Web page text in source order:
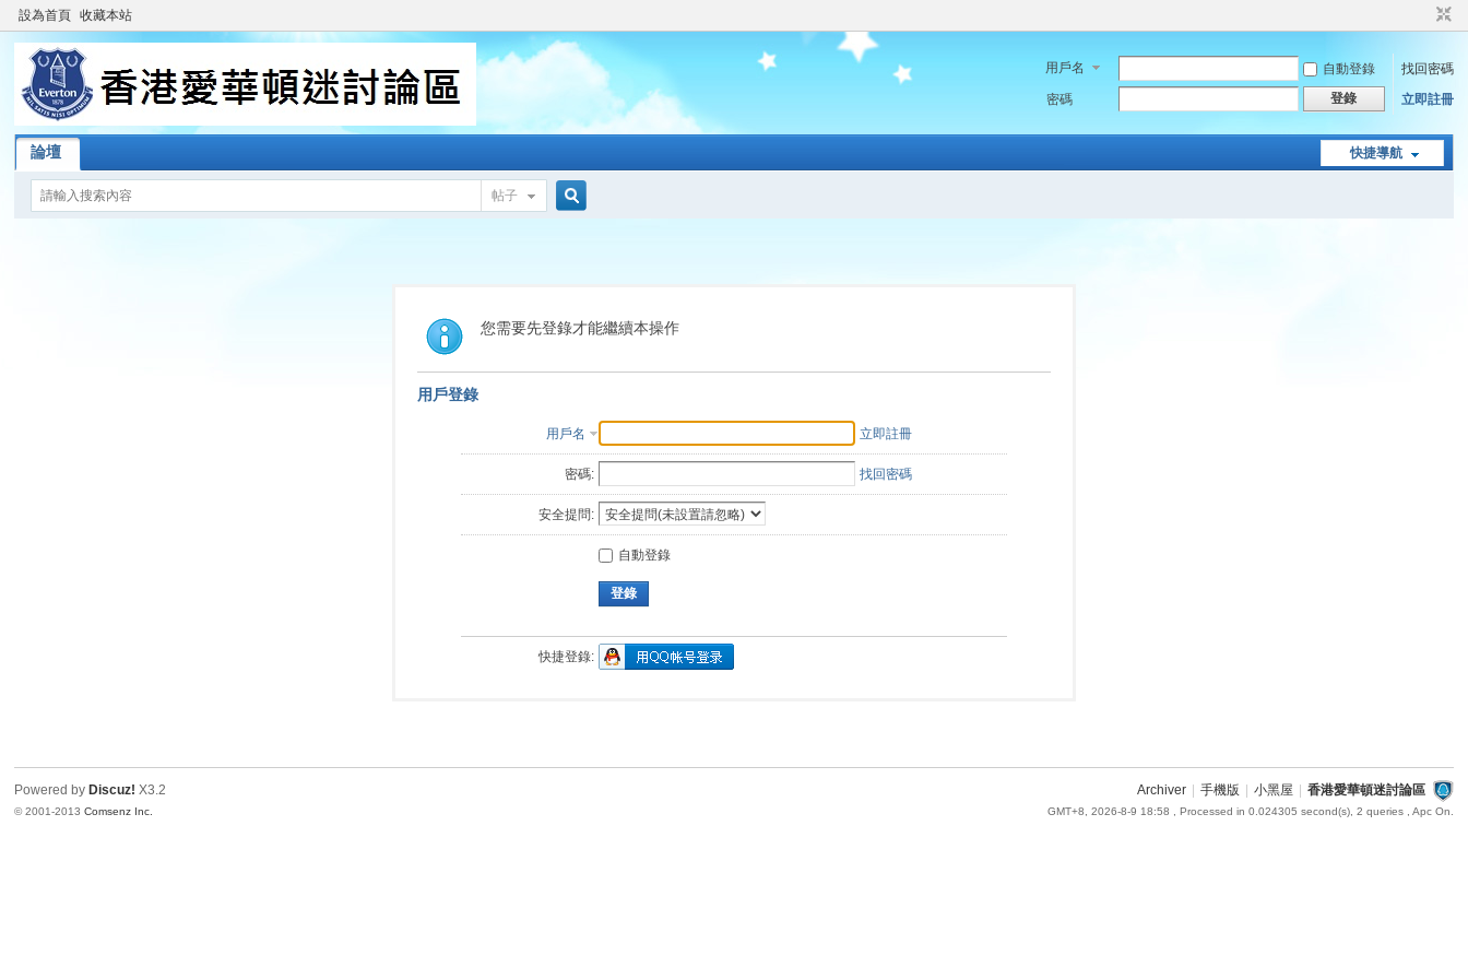
設為首頁 收藏本站
用戶名 自動登錄
找回密碼
密碼
登錄 立即註冊
快捷導航
論壇
帖子
索
您需要先登錄才能繼續本操作
用戶登錄
用戶名 立即註冊
密碼: 找回密碼
安全提問:
自動登錄
登錄
快捷登錄:
Archiver 手機版 小黑屋 香港愛華頓迷討論區
GMT+8, 2026-8-9 18:58 , Processed in 0.024305 second(s), 2 queries , Apc On.
Powered by Discuz! X3.2
© 2001-2013Comsenz Inc.